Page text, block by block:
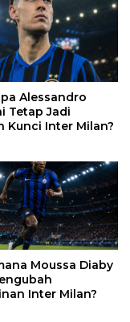
Alessandro
Tetap Jadi
Kunci Inter Milan?
Moussa Diaby
Inter Milan?